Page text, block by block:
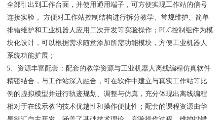
全部引出到工作台面，并使用通用端子，可方便实现工作站的信号
连接实验， 方便对工作站控制结构进行拆分教学、常规维护、简单
排错维护和工业机器人应用二次开发等实验操作；PLC控制组件为模
块化设计，可以根据需求随意添加所需功能模块，方便工业机器人
系统功能扩展；
5、资源丰富配套：配套的教学资源与工业机器人离线编程仿真软件
精密结合，与工作站深入融合，可在软件中建立与真实工作站等比
例的虚拟模型并进行轨迹规划、调整与仿真，充分体现出离线编程
相对于在线示教的技术优越性和操作便捷性；配套的课程资源由华